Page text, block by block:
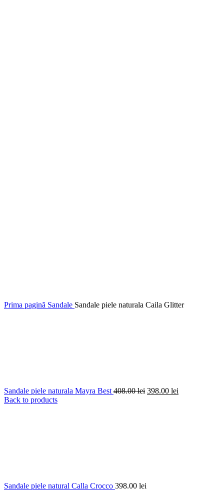
Prima pagină Sandale Sandale piele naturala Caila Glitter
Sandale piele naturala Mayra Best 408.00lei Prețul
398.00 lei
Back to products
Sandale piele natural Calla Crocco 398.00 lei